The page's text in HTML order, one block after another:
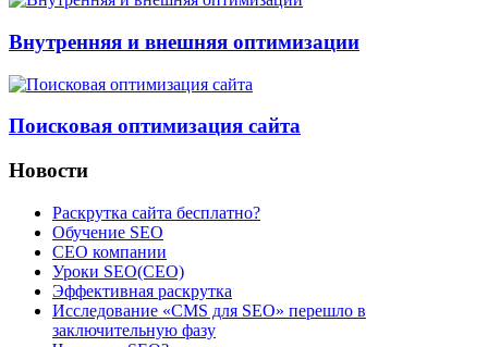
Внутренняя и внешняя оптимизации
Поисковая оптимизация сайта
Новости
Раскрутка сайта бесплатно?
Обучение SEO
CEO компании
Уроки SEO(СЕО)
Эффективная раскрутка
Исследование «CMS для SEO» перешло в
заключительную фазу